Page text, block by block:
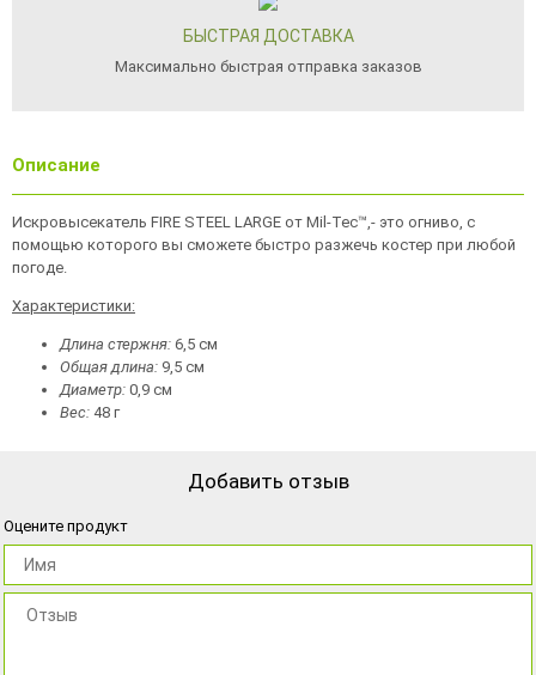
БЫСТРАЯ ДОСТАВКА
Максимально быстрая отправка заказов
Описание
Искровысекатель FIRE STEEL LARGE от Mil-Tec™,- это огниво, с
помощью которого вы сможете быстро разжечь костер при любой
погоде.
Характеристики:
Длина стержня: 6,5 см
Общая длина: 9,5 см
Диаметр: 0,9 см
Вес: 48 г
Добавить отзыв
Оцените продукт